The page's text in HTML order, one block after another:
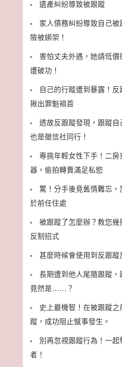
遺產糾紛導致被跟蹤
家人債務糾紛導致自己被
險被綁架！
害怕丈夫外遇，她請低價
遭破功！
自己的行蹤遭到暴露！反
揪出罪魁禍首
透故反跟蹤發現，跟蹤自
也是徵信社同行！
專挑年輕女性下手！二房
器，偷拍轉賣滿足私慾
驚！分手後竟舊情難忘，
於前任住處
被跟蹤了怎麼辦？教您幾
反制招式
甚麼時候會使用到反跟蹤
長期遭到他人尾隨跟蹤，
竟然是……？
史上最機智！在被跟蹤之
蹤，成功阻止憾事發生。
別再忽視跟蹤行為！一起
者！